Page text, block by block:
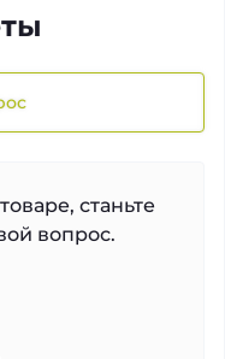
станьте
вопрос.